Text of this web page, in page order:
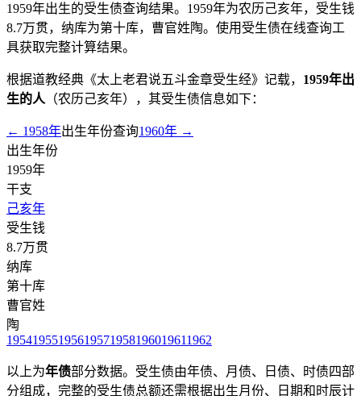
1959年出生的受生债查询结果。1959年为农历己亥年，受生钱
8.7万贯，纳库为第十库，曹官姓陶。使用受生债在线查询工
具获取完整计算结果。
根据道教经典《太上老君说五斗金章受生经》记载， 1959年出
生的人 （农历己亥年），其受生债信息如下：
← 1958年出生年份查询1960年 →
出生年份
1959年
干支
己亥年
受生钱
8.7万贯
纳库
第十库
曹官姓
陶
19541955195619571958196019611962
以上为年债部分数据。受生债由年债、月债、日债、时债四部
分组成，完整的受生债总额还需根据出生月份、日期和时辰计